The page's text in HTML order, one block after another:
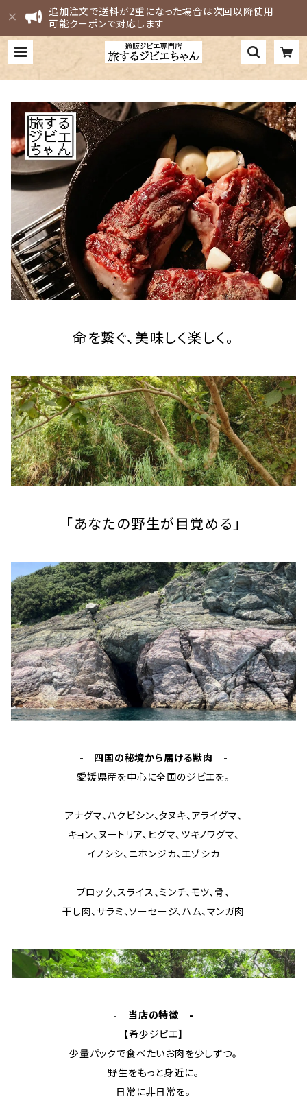
追加注文で送料が2重になった場合は次回以降使用
可能クーポンで対応します
命を繋ぐ、美味しく楽しく。
「あなたの野生が目覚める」
- 四国の秘境から届ける獣肉 -
愛媛県産を中心に全国のジビエを。
アナグマ、ハクビシン、タヌキ、アライグマ、
キョン、ヌートリア、ヒグマ、ツキノワグマ、
イノシシ、ニホンジカ、エゾシカ
ブロック、スライス、ミンチ、モツ、骨、
干し肉、サラミ、ソーセージ、ハム、マンガ肉
- 当店の特徴 -
【希少ジビエ】
少量パックで食べたいお肉を少しずつ。
野生をもっと身近に。
日常に非日常を。